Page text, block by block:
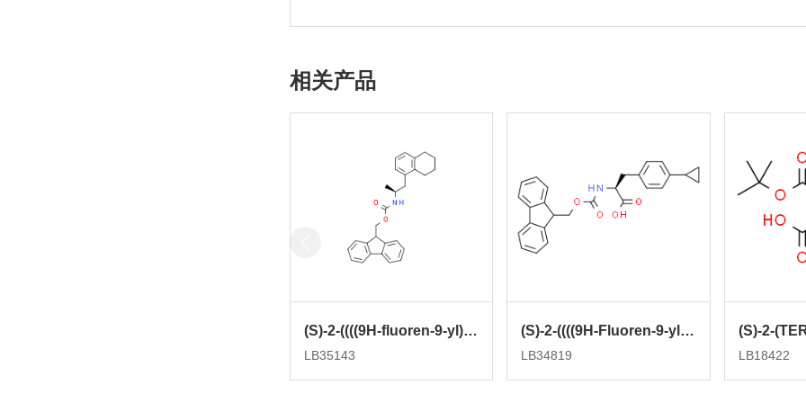
相关产品
(S)-2-((((9H-fluoren-9-yl)methoxy)carbonyl)amino)-3-(5,6,7,8-tetrahydronaphthalen-1-yl)propanoic acid
LB35143
(S)-2-((((9H-Fluoren-9-yl)methoxy)carbonyl)amino)-3-(4-cyclopropylphenyl)propanoic acid
LB34819 LB18422